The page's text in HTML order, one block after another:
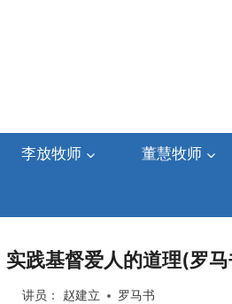
李放牧师 董慧牧师
实践基督爱人的道理(罗
讲员： 赵建立 罗马书